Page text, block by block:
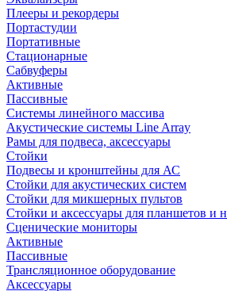
Плееры и рекордеры
Портастудии
Портативные
Стационарные
Сабвуферы
Активные
Пассивные
Системы линейного массива
Акустические системы Line Array
Рамы для подвеса, аксессуары
Стойки
Подвесы и кронштейны для АС
Стойки для акустических систем
Стойки для микшерных пультов
Стойки и аксессуары для планшетов и
Сценические мониторы
Активные
Пассивные
Трансляционное оборудование
Аксессуары